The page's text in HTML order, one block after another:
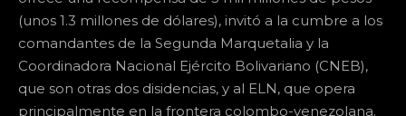
(unos 1.3 millones de dólares), invitó a la cumbre a los
comandantes de la Segunda Marquetalia y la
Coordinadora Nacional Ejército Bolivariano (CNEB),
que son otras dos disidencias, y al ELN, que opera
principalmente en la frontera colombo-venezolana.